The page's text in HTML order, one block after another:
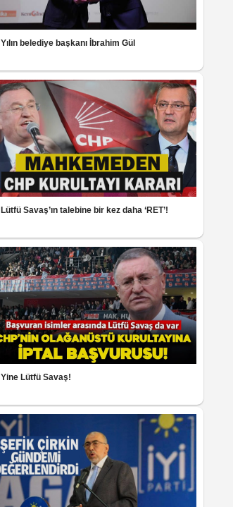
Yılın belediye başkanı İbrahim Gül
Lütfü Savaş’ın talebine bir kez daha ‘RET’!
Yine Lütfü Savaş!